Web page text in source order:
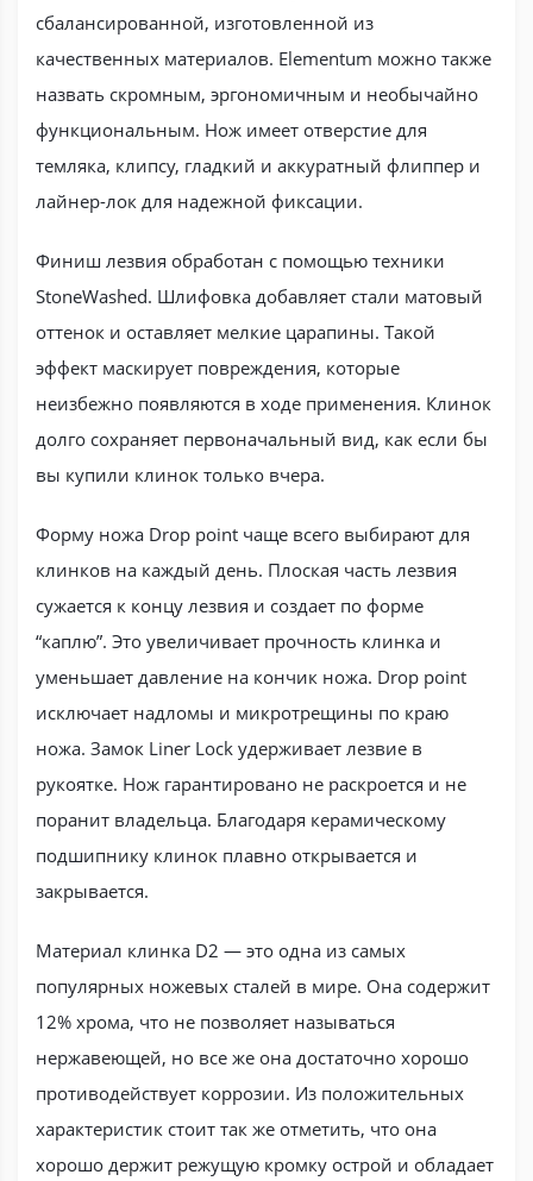
сбалансированной, изготовленной из
качественных материалов. Elementum можно также
назвать скромным, эргономичным и необычайно
функциональным. Нож имеет отверстие для
темляка, клипсу, гладкий и аккуратный флиппер и
лайнер-лок для надежной фиксации.
Финиш лезвия обработан с помощью техники
StoneWashed. Шлифовка добавляет стали матовый
оттенок и оставляет мелкие царапины. Такой
эффект маскирует повреждения, которые
неизбежно появляются в ходе применения. Клинок
долго сохраняет первоначальный вид, как если бы
вы купили клинок только вчера.
Форму ножа Drop point чаще всего выбирают для
клинков на каждый день. Плоская часть лезвия
сужается к концу лезвия и создает по форме
“каплю”. Это увеличивает прочность клинка и
уменьшает давление на кончик ножа. Drop point
исключает надломы и микротрещины по краю
ножа. Замок Liner Lock удерживает лезвие в
рукоятке. Нож гарантировано не раскроется и не
поранит владельца. Благодаря керамическому
подшипнику клинок плавно открывается и
закрывается.
Материал клинка D2 — это одна из самых
популярных ножевых сталей в мире. Она содержит
12% хрома, что не позволяет называться
нержавеющей, но все же она достаточно хорошо
противодействует коррозии. Из положительных
характеристик стоит так же отметить, что она
хорошо держит режущую кромку острой и обладает